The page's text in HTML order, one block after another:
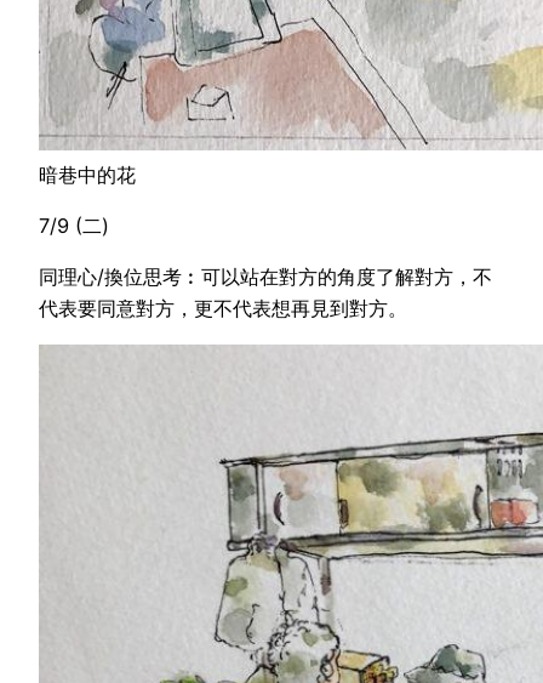
暗巷中的花
7/9 (二)
同理心/換位思考︰可以站在對方的角度了解對方，不
代表要同意對方，更不代表想再見到對方。